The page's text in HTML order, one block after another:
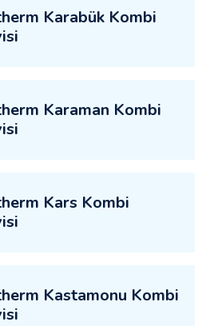
Karabük Kombi
Karaman Kombi
Kars Kombi
Kastamonu Kombi